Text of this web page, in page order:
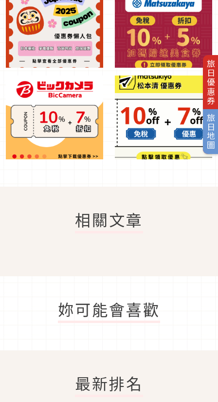
旅日優惠券
旅日地圖
相關文章
妳可能會喜歡
最新排名